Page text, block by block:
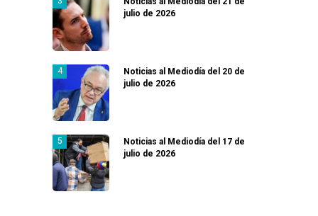
julio de 2026
Noticias al Mediodía del 20 de
julio de 2026
Noticias al Mediodía del 17 de
julio de 2026